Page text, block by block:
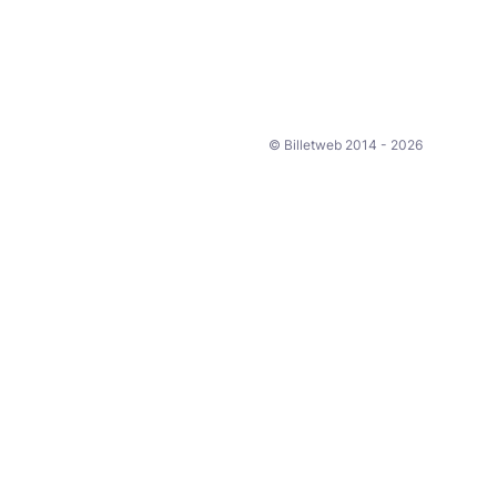
© Billetweb 2014 - 2026